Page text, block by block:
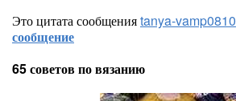
Это цитата сообщенияtanya-vamp0810
сообщение
65 советов по вязанию